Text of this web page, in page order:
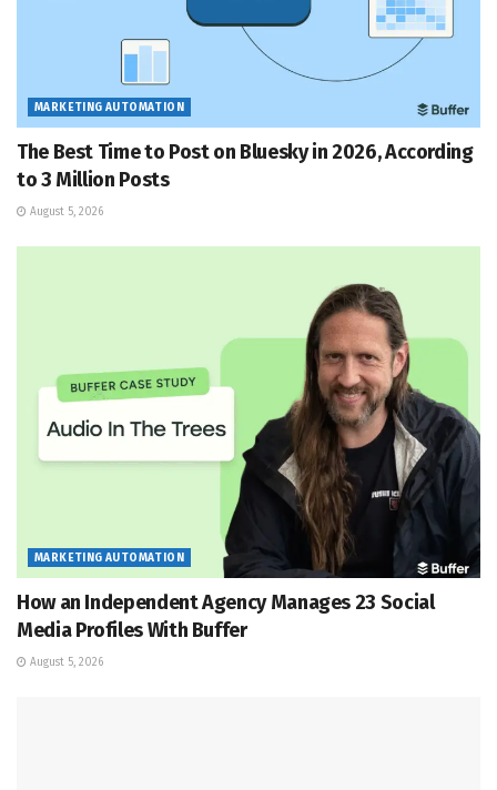
MARKETING AUTOMATION
The Best Time to Post on Bluesky in 2026, According
to 3 Million Posts
August 5, 2026
MARKETING AUTOMATION
How an Independent Agency Manages 23 Social
Media Profiles With Buffer
August 5, 2026